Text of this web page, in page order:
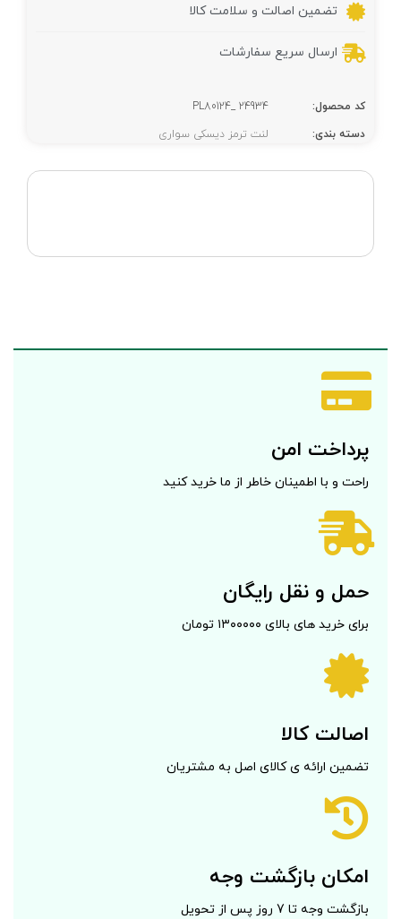
تضمین اصالت و سلامت کالا
ارسال سریع سفارشات
کد محصول:
PL80124_ 24934
دسته بندی:
لنت ترمز دیسکی سواری
پرداخت امن
راحت و با اطمینان خاطر از ما خرید کنید
حمل و نقل رایگان
برای خرید های بالای ۱۳۰۰۰۰۰ تومان
اصالت کالا
تضمین ارائه ی کالای اصل به مشتریان
امکان بازگشت وجه
بازگشت وجه تا 7 روز پس از تحویل